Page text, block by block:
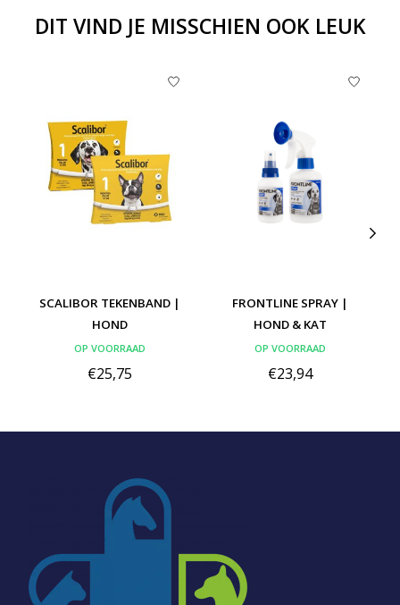
DIT VIND JE MISSCHIEN OOK LEUK
Items van productcarrousel
SCALIBOR TEKENBAND |
HOND
OP VOORRAAD
€25,75
FRONTLINE SPRAY |
HOND & KAT
OP VOORRAAD
€23,94